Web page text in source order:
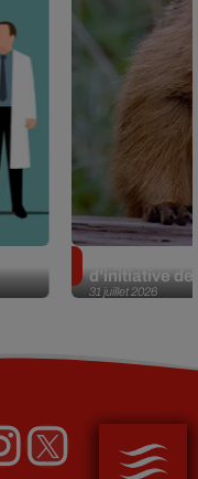
31 juillet 2026
d’initiative